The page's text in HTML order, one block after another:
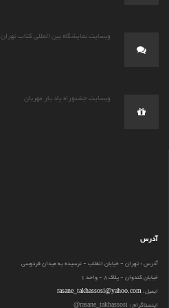
وبسایت نمایشگاه بین المللی کتاب تهران
وبسایت جشنوراه یاد یار مهربان
آدرس
آدرس : تهران - خیابان انقلاب - نرسیده به میدان فردوسی
خیابان کندوان - پلاک 8 - واحد 1
ایمیل:rasane_takhassosi@yahoo.com
اینستاگرام : rasane_takhassosi@